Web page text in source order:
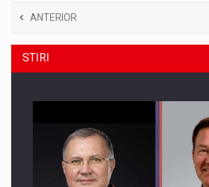
ANTERIOR
STIRI